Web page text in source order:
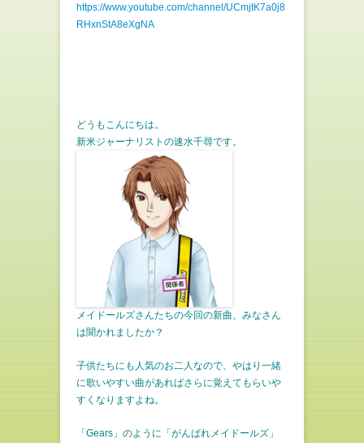
https://www.youtube.com/channel/UCmjtK7a0j8
RHxnStA8eXgNA
どうもこんにちは。
新米ジャーナリストの速水千尋です。
メイドールズさんたちの今回の新曲、みなさん
は聞かれましたか？
子供たちにも人気のお二人なので、やはり一緒
に歌いやすい曲があればさらに覚えてもらいや
すくなりますよね。
「Gears」のように「がんばれメイドールズ」